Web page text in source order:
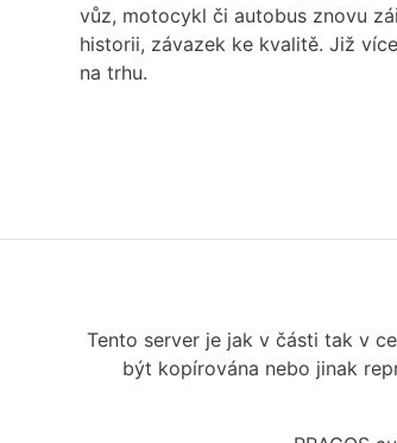
vůz, motocykl či autobus znovu
historii, závazek ke kvalitě. Již
na trhu.
Tento server je jak v části tak v
být kopírována nebo jinak